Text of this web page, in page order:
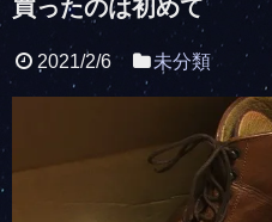
買ったのは初めて
2021/2/6 未分類